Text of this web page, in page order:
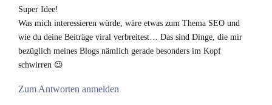
Super Idee!
Was mich interessieren würde, wäre etwas zum Thema SEO und
wie du deine Beiträge viral verbreitest… Das sind Dinge, die mir
bezüglich meines Blogs nämlich gerade besonders im Kopf
schwirren 😉
Zum Antworten anmelden